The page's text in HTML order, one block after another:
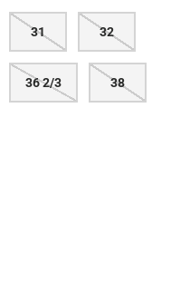
31 32
36 2/3 38